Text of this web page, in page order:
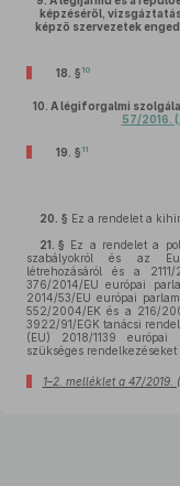
képzéséről,
képző szervezetek
18. § 10
10. A légiforgalmi
57/2016.
19. § 11
20. § Ez a rendelet a
21. § Ez a rendelet a
szabályokról és az
létrehozásáról és a
376/2014/EU európai
2014/53/EU európai
552/2004/EK és a 216/
3922/91/EGK tanácsi
(EU) 2018/1139 európai
szükséges rendelkezéseket
1–2. melléklet a 47/